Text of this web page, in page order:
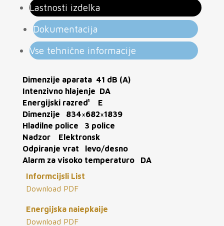
Lastnosti izdelka
Dokumentacija
Vse tehnične informacije
Dimenzije aparata 41 dB (A)
Intenzivno hlajenje DA
Energijski razred¹ E
Dimenzije 834×682×1839
Hladilne police 3 police
NadzorElektronsk
Odpiranje vrat
levo/desno
Alarm za visoko temperaturo DA
Informcijsli List
Download PDF
Energijska naiepkaije
Download PDF